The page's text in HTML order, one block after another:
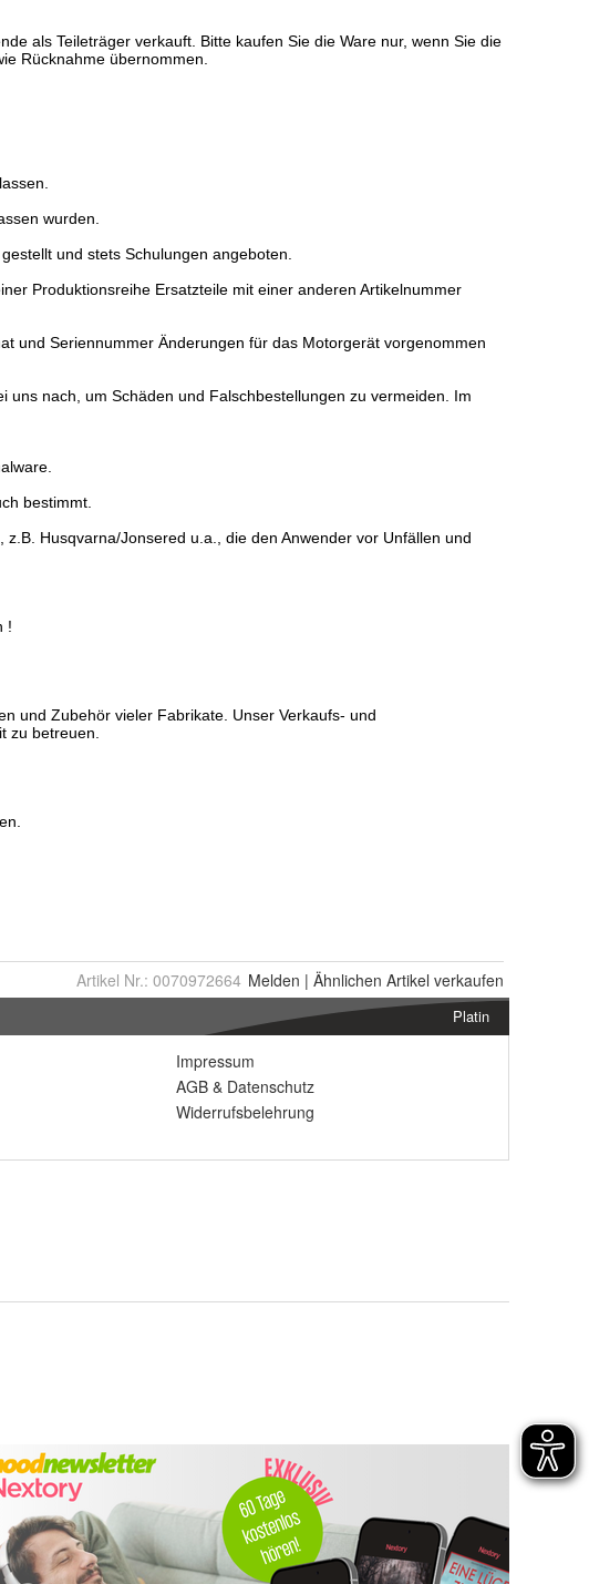
Artikel Nr.: 0070972664 Melden | Ähnlichen Artikel verkaufen
Platin
Impressum
AGB & Datenschutz
Widerrufsbelehrung